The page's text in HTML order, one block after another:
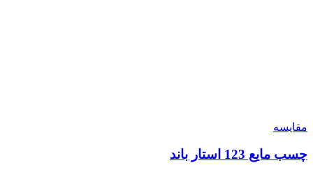
مقایسه
چسب مايع 123 استار باند